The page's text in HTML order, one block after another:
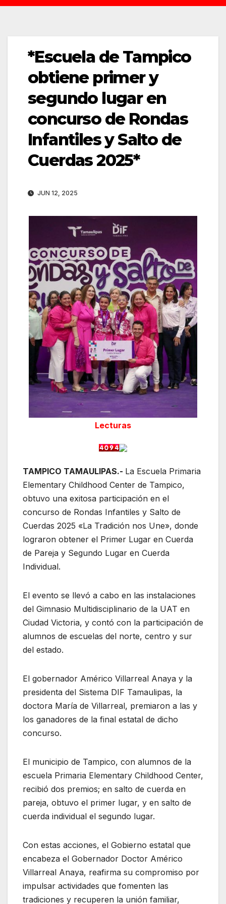
*Escuela de Tampico
obtiene primer y
segundo lugar en
concurso de Rondas
Infantiles y Salto de
Cuerdas 2025*
JUN 12, 2025
Lecturas
TAMPICO TAMAULIPAS.- La Escuela Primaria
Elementary Childhood Center de Tampico,
obtuvo una exitosa participación en el
concurso de Rondas Infantiles y Salto de
Cuerdas 2025 «La Tradición nos Une», donde
lograron obtener el Primer Lugar en Cuerda
de Pareja y Segundo Lugar en Cuerda
Individual.
El evento se llevó a cabo en las instalaciones
del Gimnasio Multidisciplinario de la UAT en
Ciudad Victoria, y contó con la participación de
alumnos de escuelas del norte, centro y sur
del estado.
El gobernador Américo Villarreal Anaya y la
presidenta del Sistema DIF Tamaulipas, la
doctora María de Villarreal, premiaron a las y
los ganadores de la final estatal de dicho
concurso.
El municipio de Tampico, con alumnos de la
escuela Primaria Elementary Childhood Center,
recibió dos premios; en salto de cuerda en
pareja, obtuvo el primer lugar, y en salto de
cuerda individual el segundo lugar.
Con estas acciones, el Gobierno estatal que
encabeza el Gobernador Doctor Américo
Villarreal Anaya, reafirma su compromiso por
impulsar actividades que fomenten las
tradiciones y recuperen la unión familiar,